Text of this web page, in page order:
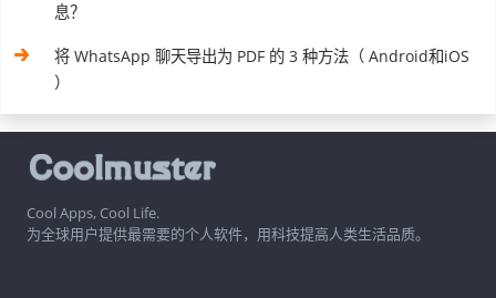
息？
将 WhatsApp 聊天导出为 PDF 的 3 种方法（ Android和iOS
）
Cool Apps, Cool Life.
为全球用户提供最需要的个人软件，用科技提高人类生活品质。